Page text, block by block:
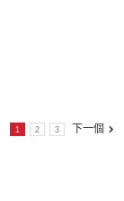
1 2 3 下一個